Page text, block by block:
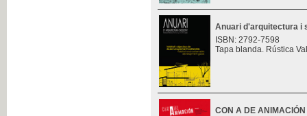
Anuari d'arquitectura i
ISBN: 2792-7598
Tapa blanda. Rústica
CON A DE ANIMACIÓN